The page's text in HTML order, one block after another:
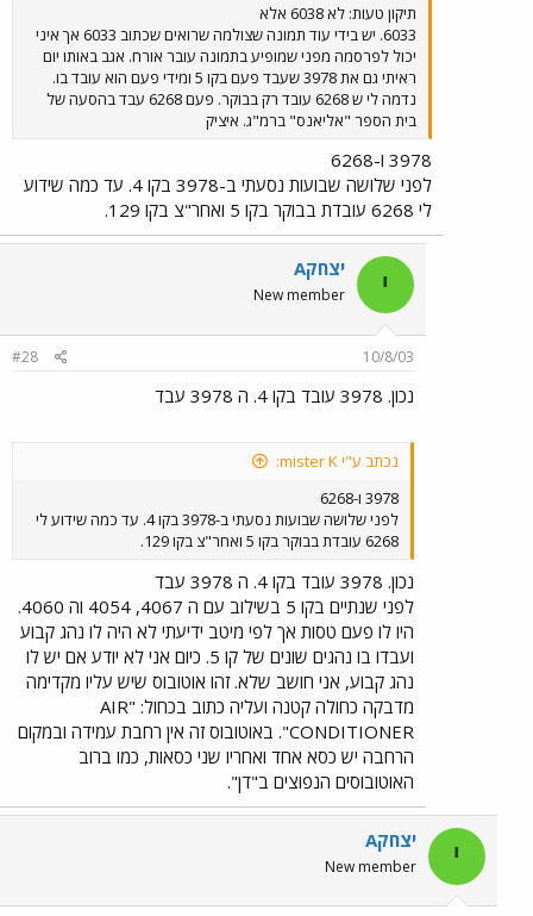
תיקון טעות: לא 6038 אלא
6033. יש בידי עוד תמונה שצולמה שרואים שכתוב 6033 אך איני
יכול לפרסמה מפני שמופיע בתמונה עובר אורח. אגב באותו יום
ראיתי גם את 3978 שעבד פעם בקו 5 ומידי פעם הוא עובד בו.
נדמה לי ש 6268 עובד רק בבוקר. פעם 6268 עבד בהסעה של
בית הספר "אליאנס" ברמ"ג. איציק
3978 ו-6268
לפני שלושה שבועות נסעתי ב-3978 בקו 4. עד כמה שידוע
לי 6268 עובדת בבוקר בקו 5 ואחר"צ בקו 129.
י יצחקA
New member
10/8/03
#28
נכון. 3978 עובד בקו 4. ה 3978 עבד
נכתב ע"י mister K:
3978 ו-6268
לפני שלושה שבועות נסעתי ב-3978 בקו 4. עד כמה שידוע לי
6268 עובדת בבוקר בקו 5 ואחר"צ בקו 129.
נכון. 3978 עובד בקו 4. ה 3978 עבד
לפני שנתיים בקו 5 בשילוב עם ה 4067, 4054 וה 4060.
היו לו פעם טסות אך לפי מיטב ידיעתי לא היה לו נהג קבוע
ועבדו בו נהגים שונים של קו 5. כיום אני לא יודע אם יש לו
נהג קבוע, אני חושב שלא. זהו אוטובוס שיש עליו מקדימה
מדבקה כחולה קטנה ועליה כתוב בכחול: "AIR
CONDITIONER". באוטובוס זה אין רחבת עמידה ובמקום
הרחבה יש כסא אחד ואחריו שני כסאות, כמו ברוב
האוטובוסים הנפוצים ב"דן".
י יצחקA
New member